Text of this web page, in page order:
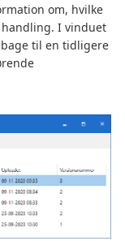
om, hvilke
I vinduet
til en tidligere